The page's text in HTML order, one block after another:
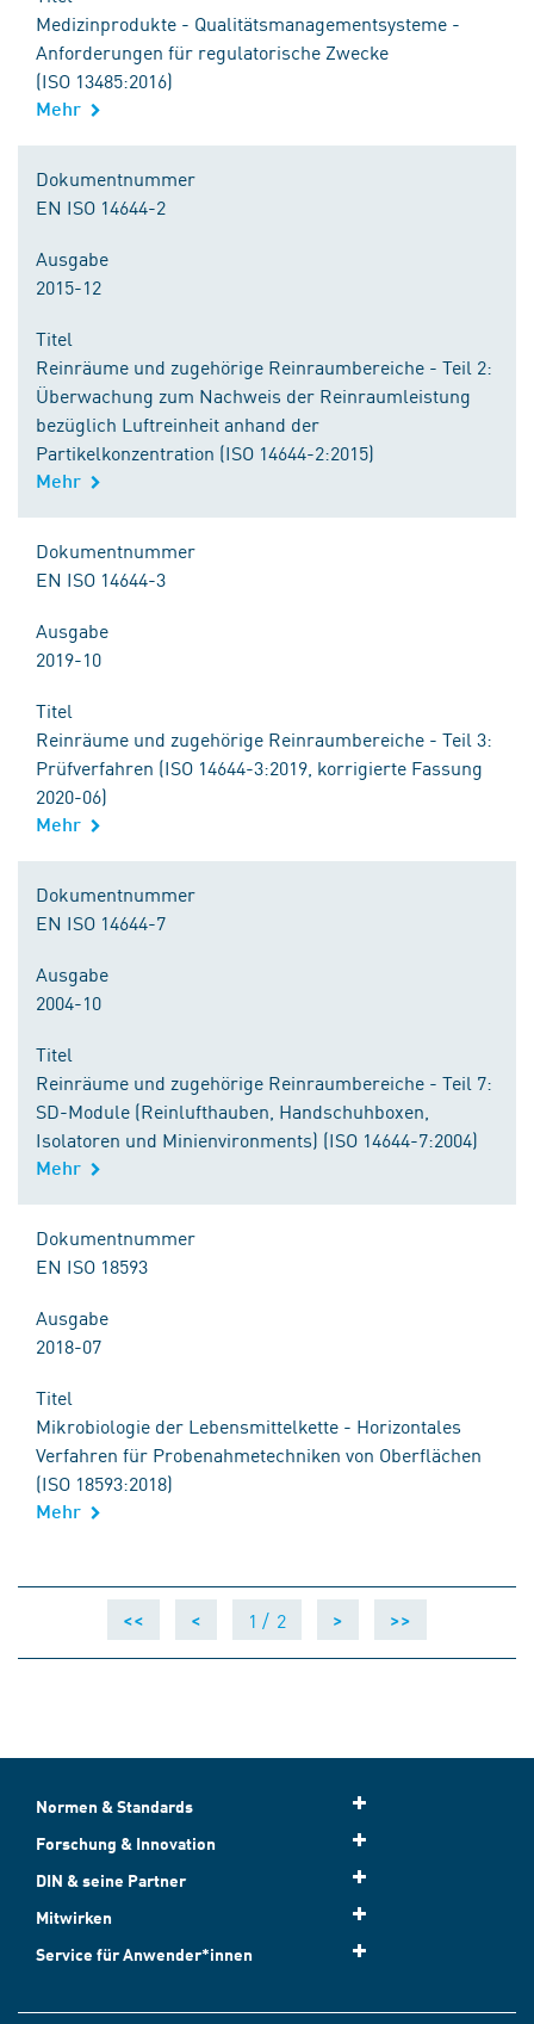
Medizinprodukte - Qualitätsmanagementsysteme -
Anforderungen für regulatorische Zwecke
(ISO 13485:2016)
Mehr
Dokumentnummer
EN ISO 14644-2
Ausgabe
2015-12
Titel
Reinräume und zugehörige Reinraumbereiche - Teil 2:
Überwachung zum Nachweis der Reinraumleistung
bezüglich Luftreinheit anhand der
Partikelkonzentration (ISO 14644-2:2015)
Mehr
Dokumentnummer
EN ISO 14644-3
Ausgabe
2019-10
Titel
Reinräume und zugehörige Reinraumbereiche - Teil 3:
Prüfverfahren (ISO 14644-3:2019, korrigierte Fassung
2020-06)
Mehr
Dokumentnummer
EN ISO 14644-7
Ausgabe
2004-10
Titel
Reinräume und zugehörige Reinraumbereiche - Teil 7:
SD-Module (Reinlufthauben, Handschuhboxen,
Isolatoren und Minienvironments) (ISO 14644-7:2004)
Mehr
Dokumentnummer
EN ISO 18593
Ausgabe
2018-07
Titel
Mikrobiologie der Lebensmittelkette - Horizontales
Verfahren für Probenahmetechniken von Oberflächen
(ISO 18593:2018)
Mehr
<< < 1 / 2 > >>
Normen & Standards
Forschung & Innovation
DIN & seine Partner
Mitwirken
Service für Anwender*innen